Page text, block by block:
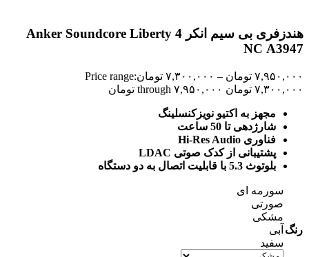
هندزفری بی سیم انکر Anker Soundcore Liberty 4
NC A3947
۷,۹۵۰,۰۰۰ تومان – ۷,۳۰۰,۰۰۰ تومانPrice range:
۷,۳۰۰,۰۰۰ تومان through ۷,۹۵۰,۰۰۰ تومان
مجهز به اکتیو نویزکنسلینگ
شارژدهی تا 50 ساعت
فناوری Hi-Res Audio
پشتیبانی از کدک صوتی LDAC
بلوتوث 5.3 با قابلیت اتصال به دو دستگاه
رنگ
سورمه ای
صورتی
مشکی
آبی
سفید